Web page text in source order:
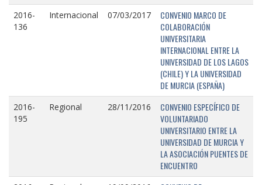
2016-
136
Internacional 07/03/2017
CONVENIO MARCO DE
COLABORACIÓN
UNIVERSITARIA
INTERNACIONAL ENTRE LA
UNIVERSIDAD DE LOS LAGOS
(CHILE) Y LA UNIVERSIDAD
DE MURCIA (ESPAÑA)
2016-
195
Regional 28/11/2016
CONVENIO ESPECÍFICO DE
VOLUNTARIADO
UNIVERSITARIO ENTRE LA
UNIVERSIDAD DE MURCIA Y
LA ASOCIACIÓN PUENTES DE
ENCUENTRO